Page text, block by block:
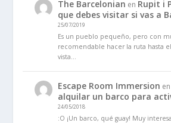
The Barcelonian en Rupit i
que debes visitar si vas a
25/07/2019
Es un pueblo pequeño, pero con
recomendable hacer la ruta hasta
vista…
Escape Room Immersion en
alquilar un barco para
24/05/2018
:O ¡Un barco, qué guay! Muy